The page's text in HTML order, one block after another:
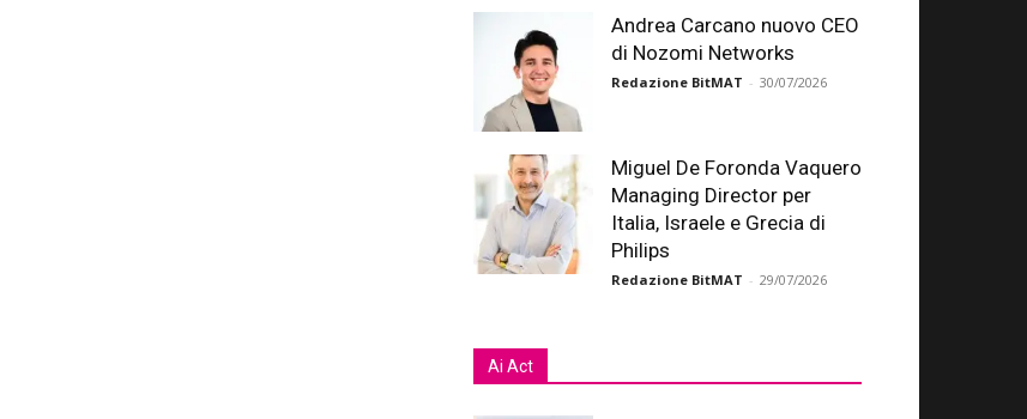
Andrea Carcano nuovo CEO
di Nozomi Networks
Redazione BitMAT - 30/07/2026
Miguel De Foronda Vaquero
Managing Director per
Italia, Israele e Grecia di
Philips
Redazione BitMAT - 29/07/2026
Ai Act